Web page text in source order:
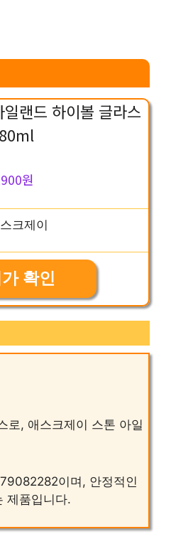
랜드 하이볼 글라스
원
확인
로, 애스크제이 스톤 아일
이며, 안정적인
제품입니다.